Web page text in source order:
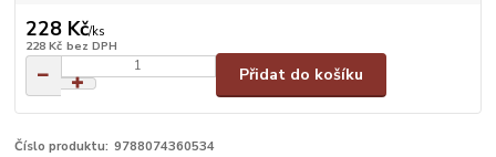
228 Kč/ks
228 Kč bez DPH
Přidat do košíku
Číslo produktu: 9788074360534